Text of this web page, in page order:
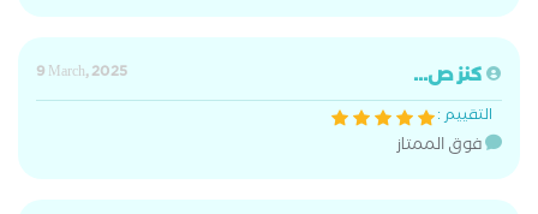
كنز ص...
9 March, 2025
التقييم :
فوق الممتاز